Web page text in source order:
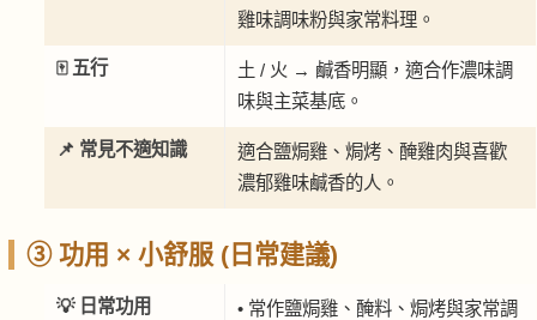
雞味調味粉與家常料理。
🀄 五行
土 / 火 → 鹹香明顯，適合作濃味調
味與主菜基底。
📌 常見不適知識
適合鹽焗雞、焗烤、醃雞肉與喜歡
濃郁雞味鹹香的人。
③ 功用 × 小舒服 (日常建議)
💡 日常功用
• 常作鹽焗雞、醃料、焗烤與家常調